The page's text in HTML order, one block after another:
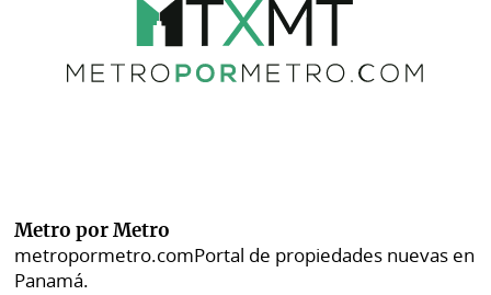
Metro por Metro
metropormetro.comPortal de propiedades nuevas en
Panamá.